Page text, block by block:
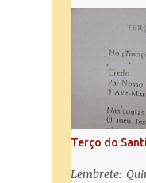
Salve Rainha:
misericórdia,
salve! A vós
de Eva, a vós
chorando
Advogada
desterro,
fruto do vosso
Terço do
Lembrete: